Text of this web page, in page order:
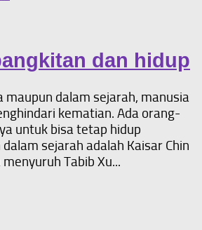
dan hidup
maupun dalam sejarah, manusia
kematian. Ada orang-
untuk bisa tetap hidup
sejarah adalah Kaisar Chin
Tabib Xu...